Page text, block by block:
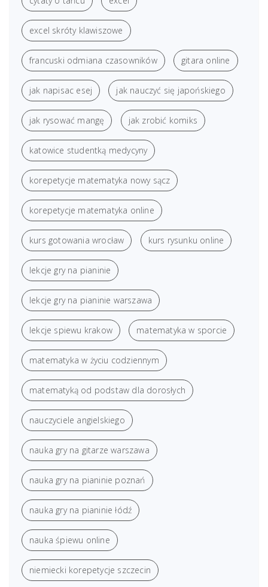
excel skróty klawiszowe
francuski odmiana czasowników gitara online
jak napisac esej jak nauczyć się japońskiego
jak rysować mangę jak zrobić komiks
katowice studentką medycyny
korepetycje matematyka nowy sącz
korepetycje matematyka online
kurs gotowania wrocław kurs rysunku online
lekcje gry na pianinie
lekcje gry na pianinie warszawa
lekcje spiewu krakow matematyka w sporcie
matematyka w życiu codziennym
matematyką od podstaw dla dorosłych
nauczyciele angielskiego
nauka gry na gitarze warszawa
nauka gry na pianinie poznań
nauka gry na pianinie łódź
nauka śpiewu online
niemiecki korepetycje szczecin